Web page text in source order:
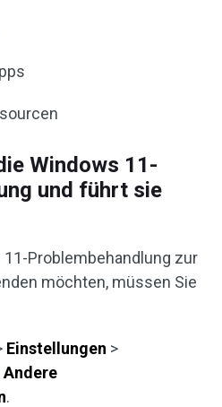
Windows 11-
und führt sie
Problembehandlung zur
möchten, müssen Sie
Einstellungen >
Andere
.